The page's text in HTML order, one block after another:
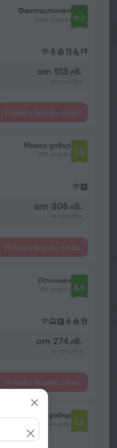
Фантастичен
5585 отзиви 9,2
от 513 лв.
Покажи всички стаи
Много добър
329 отзиви 7,6
от 306 лв.
Покажи всички стаи
Отличен
1112 отзиви 8,9
от 274 лв.
Покажи всички стаи
Много добър
7298 отзиви 7,5